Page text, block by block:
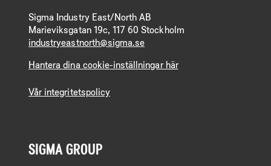
Sigma Industry East/North AB
Marieviksgatan 19c, 117 60 Stockholm
industryeastnorth@sigma.se
Hantera dina cookie-inställningar här
Vår integritetspolicy
SIGMA GROUP